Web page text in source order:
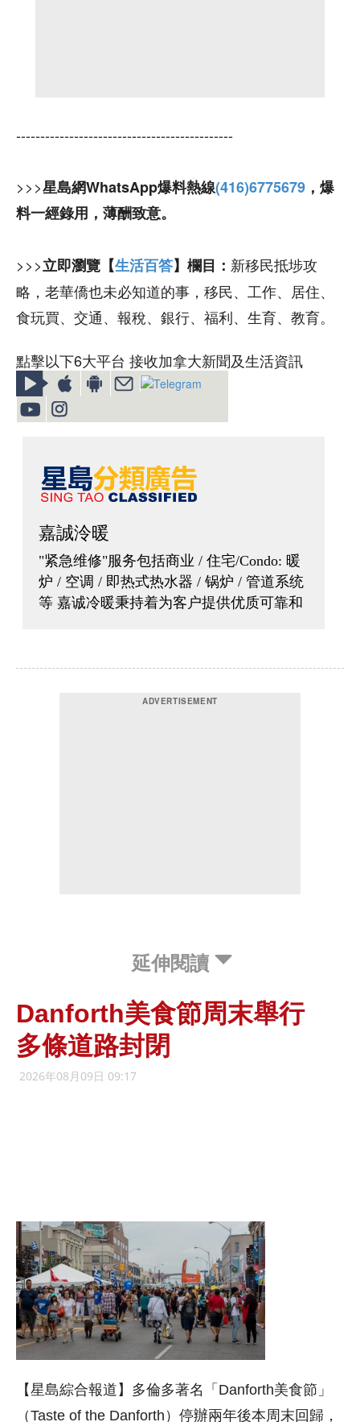
---------------------------------------------
>>>星島網WhatsApp爆料熱線(416)6775679 ，爆
料一經錄用，薄酬致意。
>>>立即瀏覽【生活百答】欄目： 新移民抵埗攻
略，老華僑也未必知道的事，移民、工作、居住、
食玩買、交通、報稅、銀行、福利、生育、教育。
點擊以下6大平台 接收加拿大新聞及生活資訊
延伸閱讀
Danforth美食節周末舉行
多條道路封閉
2026年08月09日 09:17
【星島綜合報道】多倫多著名「Danforth美食節」
（Taste of the Danforth）停辦兩年後本周末回歸，